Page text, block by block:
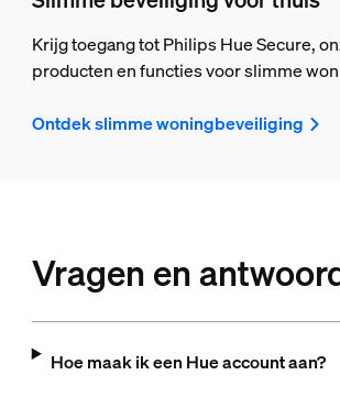
Krijg toegang tot Philips Hue Secure,
producten en functies voor slimme
Ontdek slimme woningbeveiliging
Vragen en
Hoe maak ik een Hue account aan?